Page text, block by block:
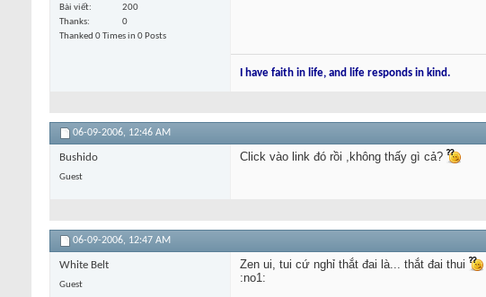
Bài viết
200
Thanks
0
Thanked 0 Times in 0 Posts
I have faith in life, and life responds in kind.
06-09-2006, 12:46 AM
Bushido
Guest
Click vào link đó rồi ,không thấy gì cả?
06-09-2006, 12:47 AM
White Belt
Guest
Zen ui, tui cứ nghỉ thắt đai là... thắt đai thui
:no1: